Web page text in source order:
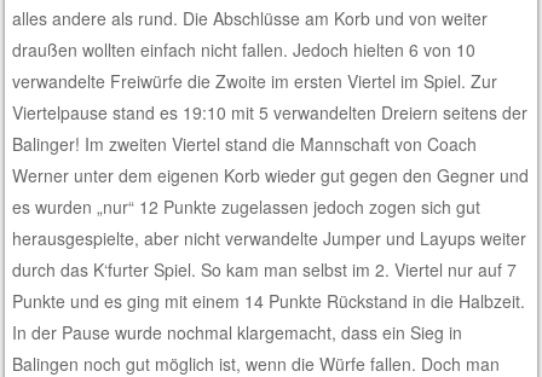
alles andere als rund. Die Abschlüsse am Korb und von weiter
draußen wollten einfach nicht fallen. Jedoch hielten 6 von 10
verwandelte Freiwürfe die Zwoite im ersten Viertel im Spiel. Zur
Viertelpause stand es 19:10 mit 5 verwandelten Dreiern seitens der
Balinger! Im zweiten Viertel stand die Mannschaft von Coach
Werner unter dem eigenen Korb wieder gut gegen den Gegner und
es wurden „nur“ 12 Punkte zugelassen jedoch zogen sich gut
herausgespielte, aber nicht verwandelte Jumper und Layups weiter
durch das K‘furter Spiel. So kam man selbst im 2. Viertel nur auf 7
Punkte und es ging mit einem 14 Punkte Rückstand in die Halbzeit.
In der Pause wurde nochmal klargemacht, dass ein Sieg in
Balingen noch gut möglich ist, wenn die Würfe fallen. Doch man